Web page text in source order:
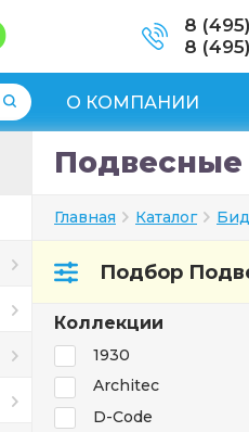
8
8
О КОМПАНИИ
Главная Каталог
Подбор
Коллекции
1930
Architec
D-Code